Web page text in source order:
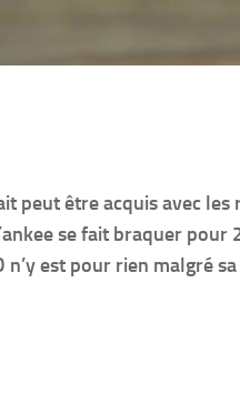
peut être acquis avec
se fait braquer pour
n’y est pour rien malgré